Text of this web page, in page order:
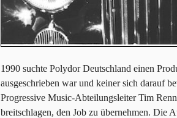
1990 suchte Polydor Deutschland einen
ausgeschrieben war und keiner sich darauf
Progressive Music-Abteilungsleiter Tim
breitschlagen, den Job zu übernehmen. Die